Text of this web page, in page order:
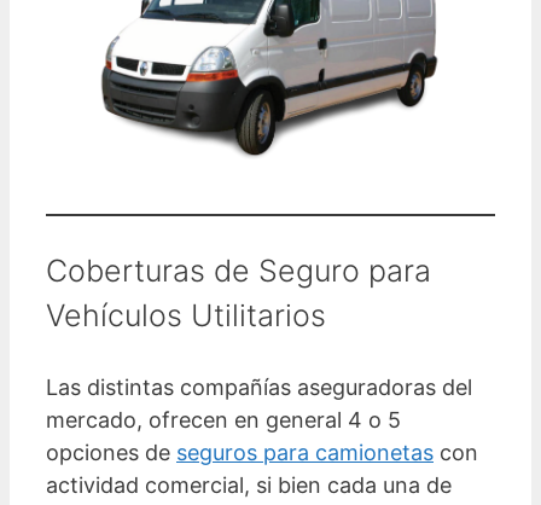
Coberturas de Seguro para
Vehículos Utilitarios
Las distintas compañías aseguradoras del
mercado, ofrecen en general 4 o 5
opciones de seguros para camionetas con
actividad comercial, si bien cada una de